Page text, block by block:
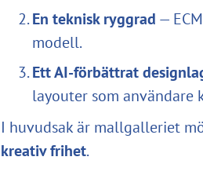
En teknisk ryggrad —
modell.
Ett AI-förbättrat
layouter som användare
I huvudsak är mallgalleriet
kreativ frihet.